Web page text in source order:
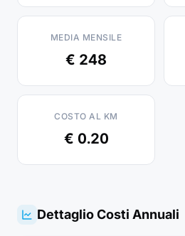
MEDIA MENSILE
€ 248
COSTO AL KM
€ 0.20
Dettaglio Costi Annuali